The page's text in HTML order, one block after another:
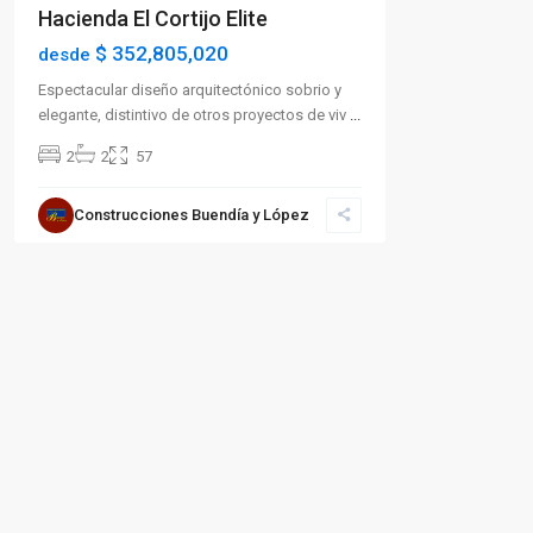
Hacienda El Cortijo Elite
desde $ 352,805,020
Espectacular diseño arquitectónico sobrio y
elegante, distintivo de otros proyectos de viv
2 2 57
Construcciones Buendía y López